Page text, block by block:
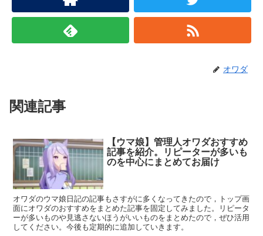
オワダ
関連記事
【ウマ娘】管理人オワダおすすめ
記事を紹介。リピーターが多いも
のを中心にまとめてお届け
オワダのウマ娘日記の記事もさすがに多くなってきたので，トップ画
面にオワダのおすすめをまとめた記事を固定してみました。リピータ
ーが多いものや見逃さないほうがいいものをまとめたので，ぜひ活用
してください。今後も定期的に追加していきます。